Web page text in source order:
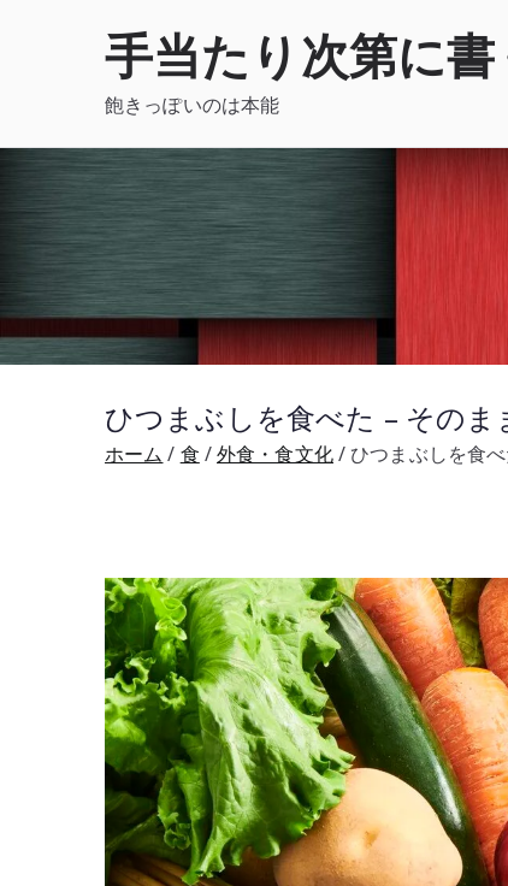
手当たり次第に
飽きっぽいのは本能
ひつまぶしを食べた – その
ホーム 食 外食・食文化 ひつまぶしを食